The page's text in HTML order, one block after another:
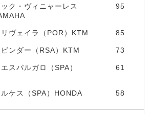
ク・ヴィニャーレス
95
ヴェイラ（POR）KTM 85
ンダー（RSA）KTM 73
スパルガロ（SPA）
61
ケス（SPA）HONDA 58